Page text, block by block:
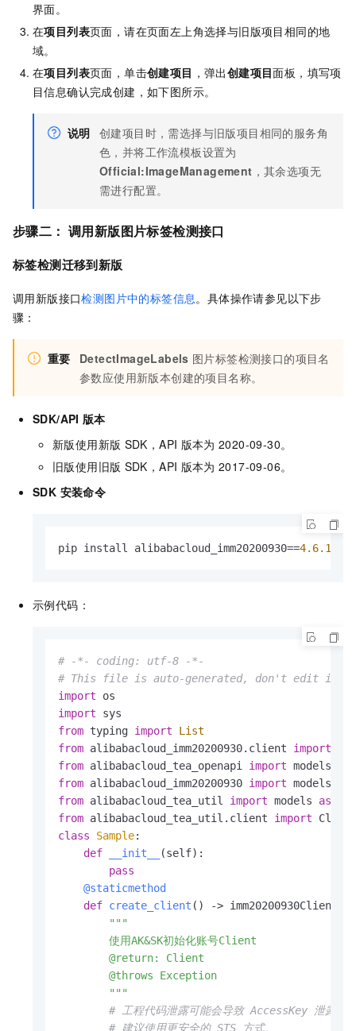
界面。
在项目列表页面，请在页面左上角选择与旧版项目相同的地
域。
在项目列表页面，单击创建项目 ，弹出创建项目面板，填写项
目信息确认完成创建，如下图所示。
说明 创建项目时，需选择与旧版项目相同的服务角
色，并将工作流模板设置为
Official:ImageManagement ，其余选项无
需进行配置。
步骤二： 调用新版图片标签检测接口
标签检测迁移到新版
调用新版接口检测图片中的标签信息 。具体操作请参见以下步
骤：
重要 DetectImageLabels 图片标签检测接口的项目名
参数应使用新版本创建的项目名称。
SDK/API 版本
新版使用新版 SDK，API 版本为 2020-09-30。
旧版使用旧版 SDK，API 版本为 2017-09-06。
SDK 安装命令
pip install alibabacloud_imm20200930==4.6.1
示例代码：
# -*- coding: utf-8 -*-
# This file is auto-generated, don't edit it.
import
import
from typing import
List
from alibabacloud_imm20200930.client import
from alibabacloud_tea_openapi import models
from alibabacloud_imm20200930 import models
from alibabacloud_tea_util import models as
from alibabacloud_tea_util.client import
class
Sample:
def
__init__ (self):
pass
    @staticmethod
def create_client () -> imm20200930Client:
"""
        使用AK&SK初始化账号Client
        @return: Client
        @throws Exception
        """
# 工程代码泄露可能会导致 AccessKey 泄露，
# 建议使用更安全的 STS 方式。